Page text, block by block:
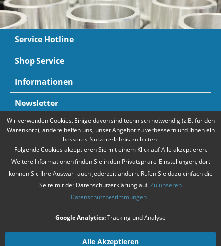
Service Hotline
Shop Service
Informationen
Newsletter
Zahlungsarten Mehr Informationen
falls nicht anders beschrieben
Unsere Angebote richten sich ausschließlich an Unternehmer gemäß§14
. Wir schließen keine Verträge mit Verbrauchern gemäß
Wir verwenden Cookies. Einige davon sind technisch notwendig (z.B. für den
Warenkorb), andere helfen uns, unser Angebot zu verbessern und Ihnen ein
besseres Nutzererlebnis zu bieten.
Folgende Cookies akzeptieren Sie mit einem Klick auf Alle akzeptieren.
Weitere Informationen finden Sie in den Privatsphäre-Einstellungen, dort
können Sie Ihre Auswahl auch jederzeit ändern. Rufen Sie dazu einfach die
Seite mit der Datenschutzerklärung auf.Zu unseren
Datenschutzbestimmungen.
Google Analytics:Tracking und Analyse
Alle Akzeptieren